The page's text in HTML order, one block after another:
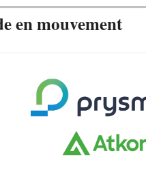
en mouvement